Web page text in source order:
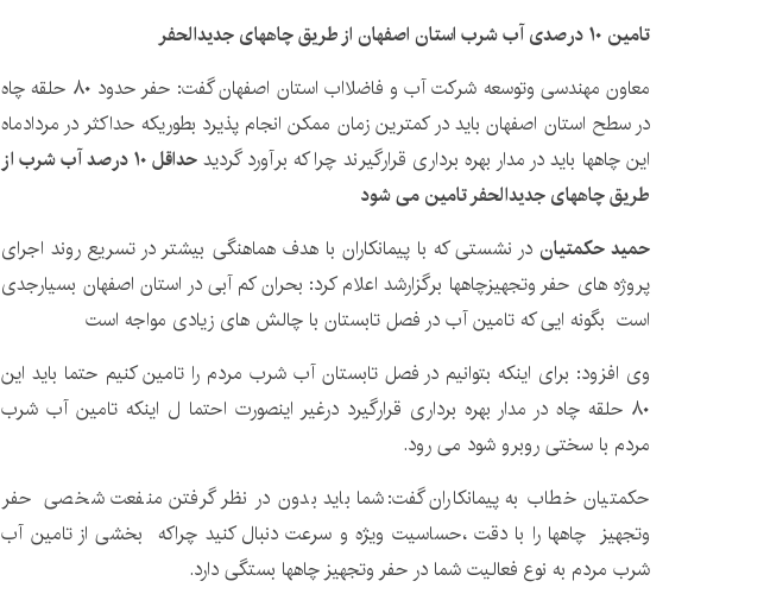
تامین ۱۰ درصدی آب شرب استان اصفهان از طریق چاههای جدیدالحفر
معاون مهندسی وتوسعه شرکت آب و فاضلااب استان اصفهان گفت: حفر حدود ۸۰ حلقه چاه
در سطح استان اصفهان باید در کمترین زمان ممکن انجام پذیرد بطوریکه حداکثر در مردادماه
این چاهها باید در مدار بهره برداری قرارگیرند چرا که برآورد گردید
حداقل ۱۰ درصد آب شرب از
طریق چاههای جدیدالحفر تامین می شود
حمید حکمتیان در نشستی که با پیمانکاران با هدف هماهنگی بیشتر در تسریع روند اجرای
پروژه های حفر وتجهیزچاهها برگزارشد اعلام کرد: بحران کم آبی در استان اصفهان بسیارجدی
است بگونه ایی که تامین آب در فصل تابستان با چالش های زیادی مواجه است
وی افزود: برای اینکه بتوانیم در فصل تابستان آب شرب مردم را تامین کنیم حتما باید این
۸۰ حلقه چاه در مدار بهره برداری قرارگیرد درغیر اینصورت احتما ل اینکه تامین آب شرب
مردم با سختی روبرو شود می رود.
حکمتیان خطاب به پیمانکاران گفت:شما باید بدون در نظر گرفتن منفعت شخصی حفر
وتجهیز چاهها را با دقت ،حساسیت ویژه و سرعت دنبال کنید چراکه بخشی از تامین آب
شرب مردم به نوع فعالیت شما در حفر وتجهیز چاهها بستگی دارد.